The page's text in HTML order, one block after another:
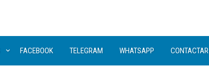
FACEBOOK TELEGRAM WHATSAPP CONTACTAR